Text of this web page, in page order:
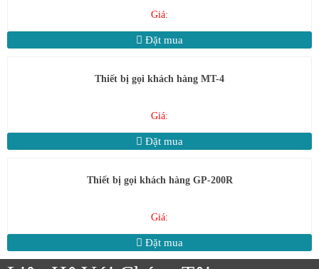
Giá:
Đặt mua
Thiết bị gọi khách hàng MT-4
Giá:
Đặt mua
Thiết bị gọi khách hàng GP-200R
Giá:
Đặt mua